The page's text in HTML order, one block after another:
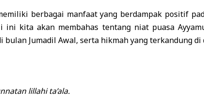
berbagai manfaat yang berdampak positif
kita akan membahas tentang niat puasa
Jumadil Awal, serta hikmah yang terkandung di
lillahi ta’ala.